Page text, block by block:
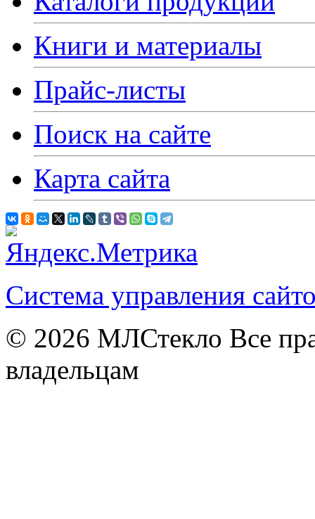
Книги и материалы
Прайс-листы
Поиск на сайте
Карта сайта
Система управления
© 2026 МЛСтекло Все
владельцам